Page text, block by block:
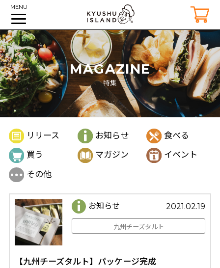
MENU
MAGAZINE
特集
リリース お知らせ
食べる
買う
マガジン
イベント
その他
お知らせ 2021.02.19
九州チーズタルト
【九州チーズタルト】パッケージ完成